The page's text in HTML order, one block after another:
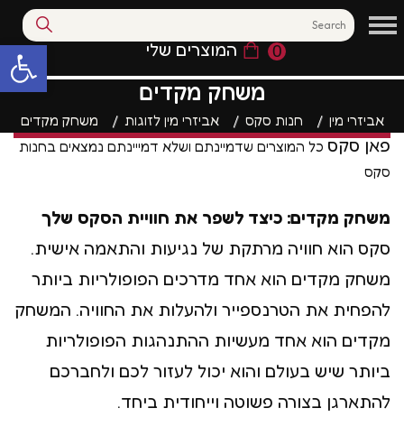
פתח סרגל 0 המוצרים שלי
משחק מקדים
אביזרי מין חנות סקס אביזרי מין לזוגות משחק מקדים
פאן סקס כל המוצרים שדמיינתם ושלא דמייינתם נמצאים בחנות
סקס
משחק מקדים: כיצד לשפר את חוויית הסקס שלך
סקס הוא חוויה מרתקת של נגיעות והתאמה אישית.
משחק מקדים הוא אחד מדרכים הפופולריות ביותר
להפחית את הטרנספייר ולהעלות את החוויה. המשחק
מקדים הוא אחד מעשיות ההתנהגות הפופולריות
ביותר שיש בעולם והוא יכול לעזור לכם ולחברכם
להתארגן בצורה פשוטה וייחודית ביחד.